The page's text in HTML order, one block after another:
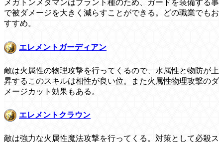
メガトンメタマンはプラント種のため、ガードを装備する事
で被ダメージを大きく減らすことができる。どの職業でもお
すすめ。
エレメントガーディアン
敵は火属性の物理攻撃を行ってくるので、水属性と物防が上
昇するこのスキルは相性が良い位。また火属性物理攻撃のダ
メージカット効果もある。
エレメントクラウン
敵は強力な火属性魔法攻撃を行ってくる。対策として必殺ス